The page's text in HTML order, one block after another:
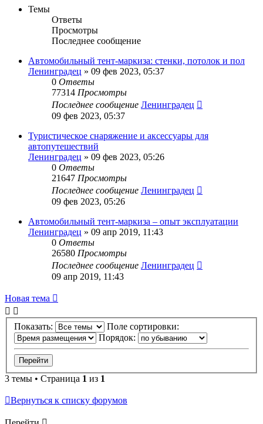
Темы
Ответы
Просмотры
Последнее сообщение
Автомобильный тент-маркиза: стенки, потолок и пол
Ленинградец » 09 фев 2023, 05:37
0 Ответы
77314 Просмотры
Последнее сообщение Ленинградец
09 фев 2023, 05:37
Туристическое снаряжение и аксессуары для
автопутешествий
Ленинградец » 09 фев 2023, 05:26
0 Ответы
21647 Просмотры
Последнее сообщение Ленинградец
09 фев 2023, 05:26
Автомобильный тент-маркиза – опыт эксплуатации
Ленинградец » 09 апр 2019, 11:43
0 Ответы
26580 Просмотры
Последнее сообщение Ленинградец
09 апр 2019, 11:43
Новая тема
Показать:
Поле сортировки:
Порядок:
3 темы • Страница 1 из 1
Вернуться к списку форумов